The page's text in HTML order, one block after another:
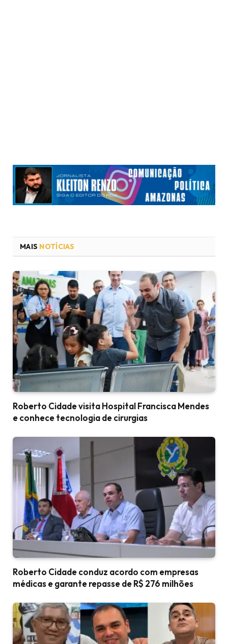
MAIS NOTÍCIAS
Roberto Cidade visita Hospital Francisca Mendes
e conhece tecnologia de cirurgias
Roberto Cidade conduz acordo com empresas
médicas e garante repasse de R$ 276 milhões